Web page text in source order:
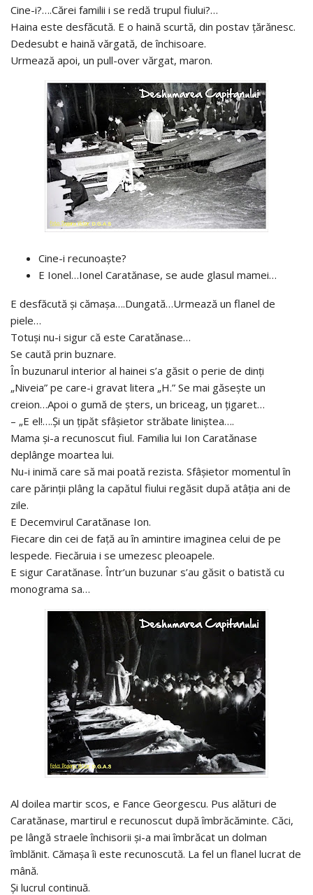
Cine-i?….Cărei familii i se redă trupul fiului?…
Haina este desfăcută. E o haină scurtă, din postav ţărănesc.
Dedesubt e haină vărgată, de închisoare.
Urmează apoi, un pull-over vărgat, maron.
Cine-i recunoaşte?
E Ionel…Ionel Caratănase, se aude glasul mamei…
E desfăcută şi cămaşa….Dungată…Urmează un flanel de
piele…
Totuşi nu-i sigur că este Caratănase…
Se caută prin buznare.
În buzunarul interior al hainei s’a găsit o perie de dinţi
„Niveia” pe care-i gravat litera „H.” Se mai găseşte un
creion…Apoi o gumă de şters, un briceag, un ţigaret…
– „E el!….Şi un ţipăt sfâşietor străbate liniştea….
Mama şi-a recunoscut fiul. Familia lui Ion Caratănase
deplânge moartea lui.
Nu-i inimă care să mai poată rezista. Sfâşietor momentul în
care părinţii plâng la capătul fiului regăsit după atâţia ani de
zile.
E Decemvirul Caratănase Ion.
Fiecare din cei de faţă au în amintire imaginea celui de pe
lespede. Fiecăruia i se umezesc pleoapele.
E sigur Caratănase. Într’un buzunar s’au găsit o batistă cu
monograma sa…
Al doilea martir scos, e Fance Georgescu. Pus alături de
Caratănase, martirul e recunoscut după îmbrăcăminte. Căci,
pe lângă straele închisorii şi-a mai îmbrăcat un dolman
îmblănit. Cămaşa îi este recunoscută. La fel un flanel lucrat de
mână.
Şi lucrul continuă.